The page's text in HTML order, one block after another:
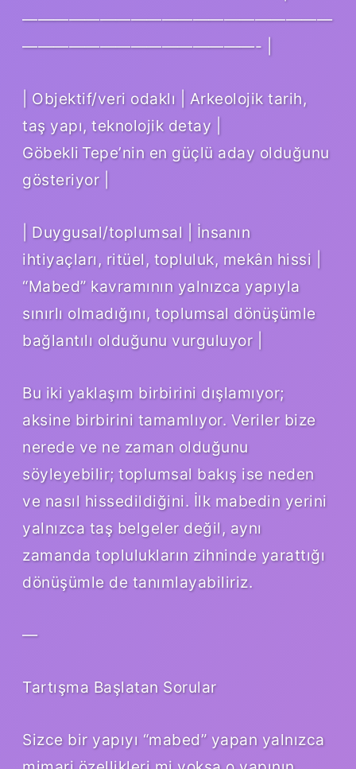
————————————————————
———————————————- |
| Objektif/veri odaklı | Arkeolojik tarih,
taş yapı, teknolojik detay |
Göbekli Tepe’nin en güçlü aday olduğunu
gösteriyor |
| Duygusal/toplumsal | İnsanın
ihtiyaçları, ritüel, topluluk, mekân hissi |
“Mabed” kavramının yalnızca yapıyla
sınırlı olmadığını, toplumsal dönüşümle
bağlantılı olduğunu vurguluyor |
Bu iki yaklaşım birbirini dışlamıyor;
aksine birbirini tamamlıyor. Veriler bize
nerede ve ne zaman olduğunu
söyleyebilir; toplumsal bakış ise neden
ve nasıl hissedildiğini. İlk mabedin yerini
yalnızca taş belgeler değil, aynı
zamanda toplulukların zihninde yarattığı
dönüşümle de tanımlayabiliriz.
—
Tartışma Başlatan Sorular
Sizce bir yapıyı “mabed” yapan yalnızca